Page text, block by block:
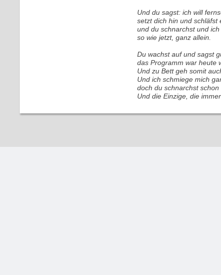
Und du sagst: ich will
setzt dich hin und schläfst
und du schnarchst und
so wie jetzt, ganz allein.
Du wachst auf und sagst
das Programm war heute
Und zu Bett geh somit
Und ich schmiege mich
doch du schnarchst
Und die Einzige, die